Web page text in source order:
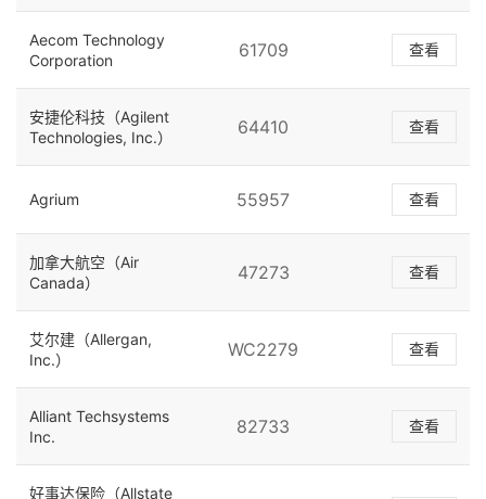
Aecom Technology
Corporation
61709 查看
安捷伦科技（Agilent
Technologies, Inc.）
64410 查看
Agrium 55957 查看
加拿大航空（Air
Canada）
47273 查看
艾尔建（Allergan,
Inc.）
WC2279 查看
Alliant Techsystems
Inc.
82733 查看
好事达保险（Allstate